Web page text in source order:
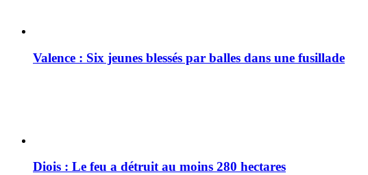
Valence : Six jeunes blessés par balles dans une fusillade
Diois : Le feu a détruit au moins 280 hectares